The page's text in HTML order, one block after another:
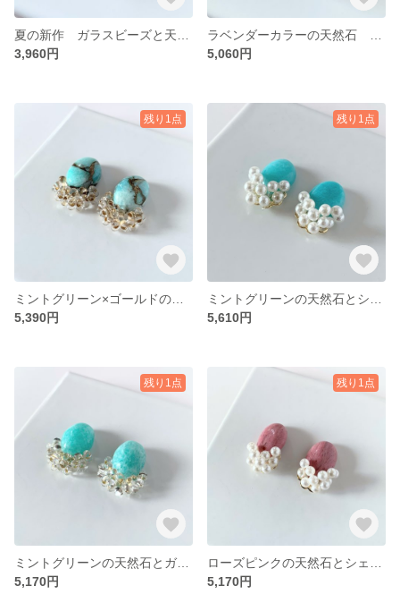
3,960円
5,060円
残り1点
5,390円
残り1点
5,610円
残り1点
ミントグリーンの天然石とガラスビーズの大粒ピアス・イヤリング
5,170円
残り1点
5,170円